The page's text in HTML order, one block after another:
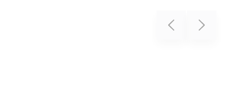
Previous Next